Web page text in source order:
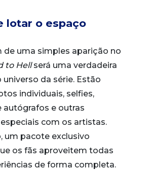
lotar o espaço
de uma simples aparição no
to Hellserá uma verdadeira
universo da série. Estão
individuais, selfies,
autógrafos e outras
com os artistas.
um pacote exclusivo
os fãs aproveitem todas
de forma completa.